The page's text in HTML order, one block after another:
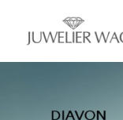
springen